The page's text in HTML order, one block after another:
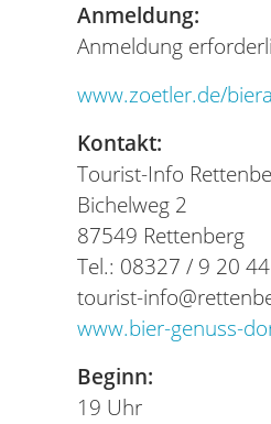
Anmeldung:
Anmeldung
www.zoetler.de/
Kontakt:
Tourist-Info
Bichelweg 2
87549 Rettenberg
Tel.: 08327 / 9 20
tourist-
www.bier-genuss-
Beginn:
19 Uhr